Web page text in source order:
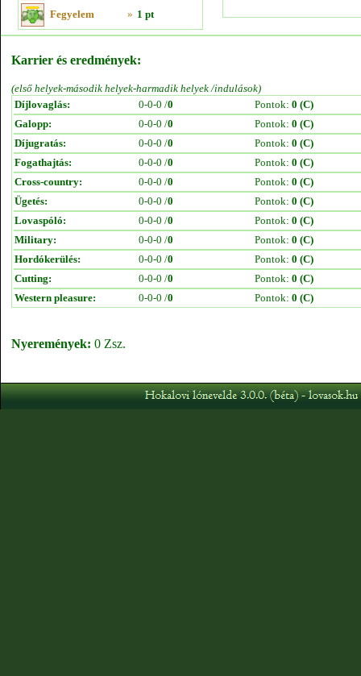
Fegyelem » 1 pt
Karrier és eredmények:
(első helyek-második helyek-harmadik helyek /indulások)
Díjlovaglás:
0-0-0 /0 Pontok: 0 (C)
Galopp:
0-0-0 /0 Pontok: 0 (C)
Díjugratás:
0-0-0 /0 Pontok: 0 (C)
Fogathajtás:
0-0-0 /0 Pontok: 0 (C)
Cross-country:
0-0-0 /0 Pontok: 0 (C)
Ügetés:
0-0-0 /0 Pontok: 0 (C)
Lovaspóló:
0-0-0 /0 Pontok: 0 (C)
Military:
0-0-0 /0 Pontok: 0 (C)
Hordókerülés:
0-0-0 /0 Pontok: 0 (C)
Cutting:
0-0-0 /0 Pontok: 0 (C)
Western pleasure:
0-0-0 /0 Pontok: 0 (C)
Nyeremények: 0 Zsz.